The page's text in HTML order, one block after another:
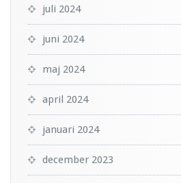
juli 2024
juni 2024
maj 2024
april 2024
januari 2024
december 2023